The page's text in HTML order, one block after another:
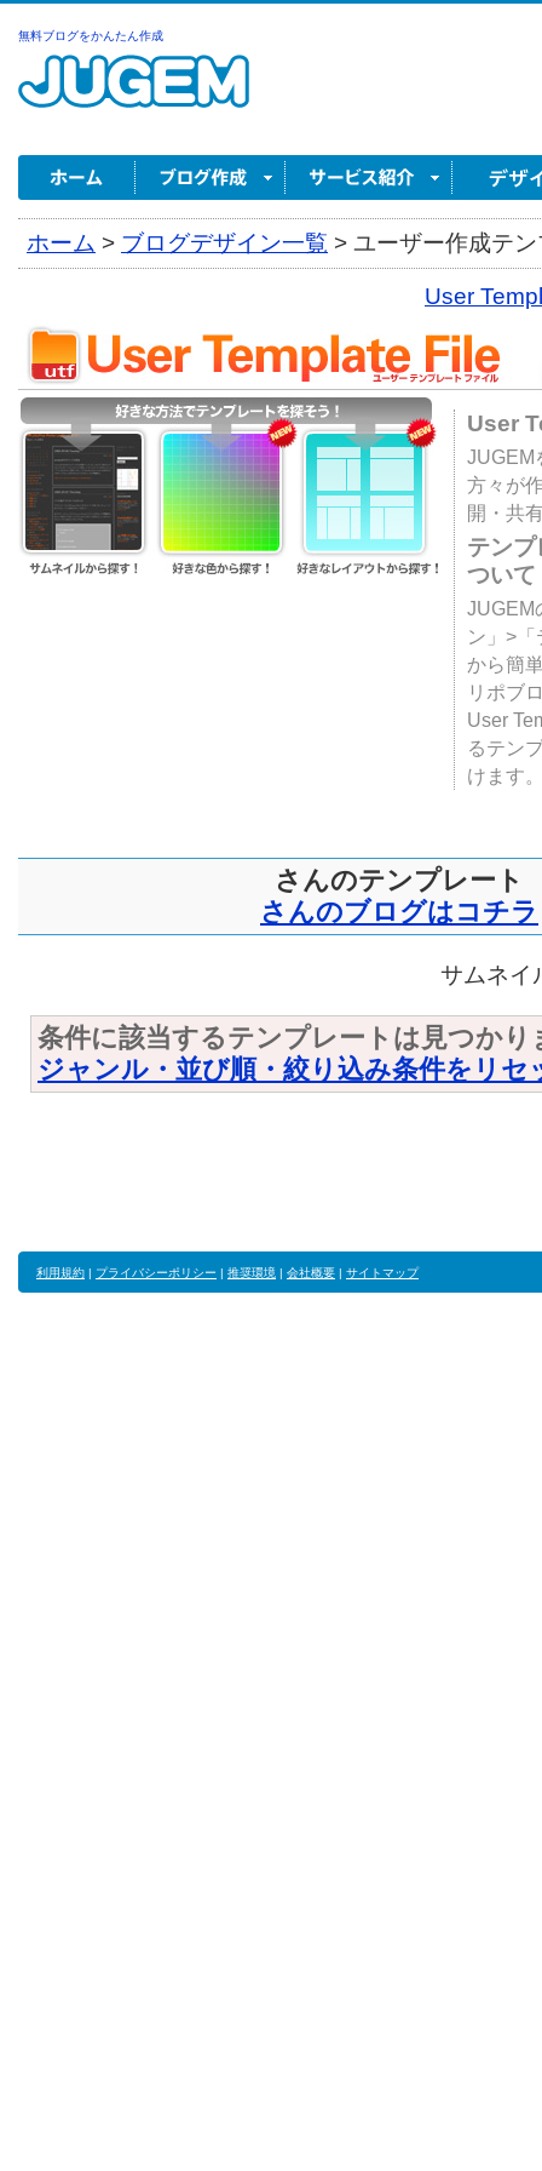
無料ブログをかんたん作成
ホーム > ブログデザイン一覧 > ユーザー作成テ
User
User
JUGEM
方々が
開・共
テン
ついて
JUGEM
ン」>
から簡
リポブ
User
るテン
けます
さんのテンプレート
さんのブログはコチラ
サムネイ
条件に該当するテンプレートは見つかり
ジャンル・並び順・絞り込み条件をリセ
利用規約 | プライバシーポリシー | 推奨環境 | 会社概要 | サイトマップ